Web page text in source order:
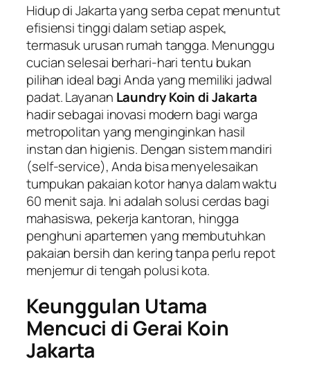
Hidup di Jakarta yang serba cepat menuntut
efisiensi tinggi dalam setiap aspek,
termasuk urusan rumah tangga. Menunggu
cucian selesai berhari-hari tentu bukan
pilihan ideal bagi Anda yang memiliki jadwal
padat. Layanan Laundry Koin di Jakarta
hadir sebagai inovasi modern bagi warga
metropolitan yang menginginkan hasil
instan dan higienis. Dengan sistem mandiri
(self-service), Anda bisa menyelesaikan
tumpukan pakaian kotor hanya dalam waktu
60 menit saja. Ini adalah solusi cerdas bagi
mahasiswa, pekerja kantoran, hingga
penghuni apartemen yang membutuhkan
pakaian bersih dan kering tanpa perlu repot
menjemur di tengah polusi kota.
Keunggulan Utama
Mencuci di Gerai Koin
Jakarta